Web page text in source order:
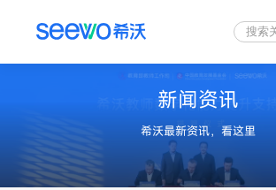
新闻资讯
希沃最新资讯，看这里